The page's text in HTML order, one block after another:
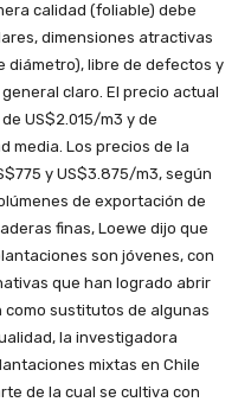
calidad (foliable) debe
dimensiones atractivas
diámetro), libre de defectos y
claro. El precio actual
US$2.015/m3 y de
media. Los precios de la
y US$3.875/m3, según
de exportación de
finas, Loewe dijo que
son jóvenes, con
que han logrado abrir
como sustitutos de algunas
la investigadora
mixtas en Chile
de la cual se cultiva con